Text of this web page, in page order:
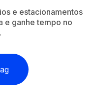
e estacionamentos
e ganhe tempo no